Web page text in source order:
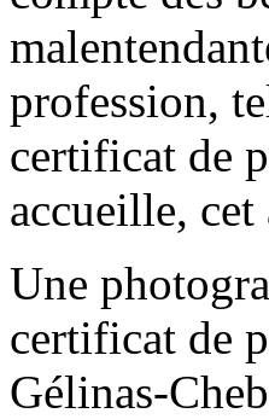
profession,
certificat de
accueille,
Une
certificat de
Gélinas-